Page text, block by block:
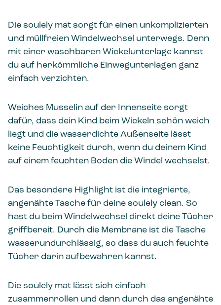
Die soulely mat sorgt für einen unkomplizierten
und müllfreien Windelwechsel unterwegs. Denn
mit einer waschbaren Wickelunterlage kannst
du auf herkömmliche Einwegunterlagen ganz
einfach verzichten.
Weiches Musselin auf der Innenseite sorgt
dafür, dass dein Kind beim Wickeln schön weich
liegt und die wasserdichte Außenseite lässt
keine Feuchtigkeit durch, wenn du deinem Kind
auf einem feuchten Boden die Windel wechselst.
Das besondere Highlight ist die integrierte,
angenähte Tasche für deine soulely clean. So
hast du beim Windelwechsel direkt deine Tücher
griffbereit. Durch die Membrane ist die Tasche
wasserundurchlässig, so dass du auch feuchte
Tücher darin aufbewahren kannst.
Die soulely mat lässt sich einfach
zusammenrollen und dann durch das angenähte